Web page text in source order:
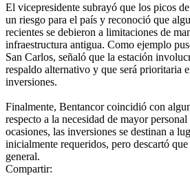
El vicepresidente subrayó que los picos
un riesgo para el país y reconoció que
recientes se debieron a limitaciones de
infraestructura antigua. Como ejemplo
San Carlos, señaló que la estación
respaldo alternativo y que será prioritaria
inversiones.
Finalmente, Bentancor coincidió con
respecto a la necesidad de mayor
ocasiones, las inversiones se destinan a
inicialmente requeridos, pero descartó
general.
Compartir: